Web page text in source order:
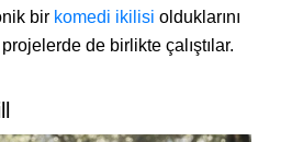
bir komedi ikilisi olduklarını
de birlikte çalıştılar.